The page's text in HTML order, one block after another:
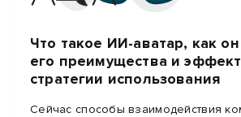
Что такое ИИ-аватар, как
его преимущества и
стратегии использования
Сейчас способы взаимодействия